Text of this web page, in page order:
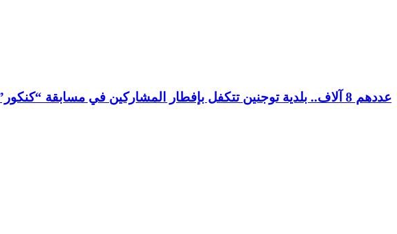
عددهم 8 آلاف.. بلدية توجنين تتكفل بإفطار المشاركين في مسابقة “كنكور”